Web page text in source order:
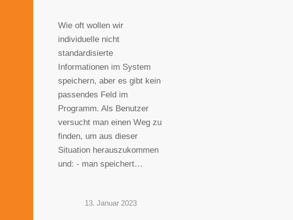
Wie oft wollen wir
individuelle nicht
standardisierte
Informationen im System
speichern, aber es gibt kein
passendes Feld im
Programm. Als Benutzer
versucht man einen Weg zu
finden, um aus dieser
Situation herauszukommen
und: - man speichert…
13. Januar 2023